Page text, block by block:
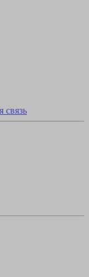
связь